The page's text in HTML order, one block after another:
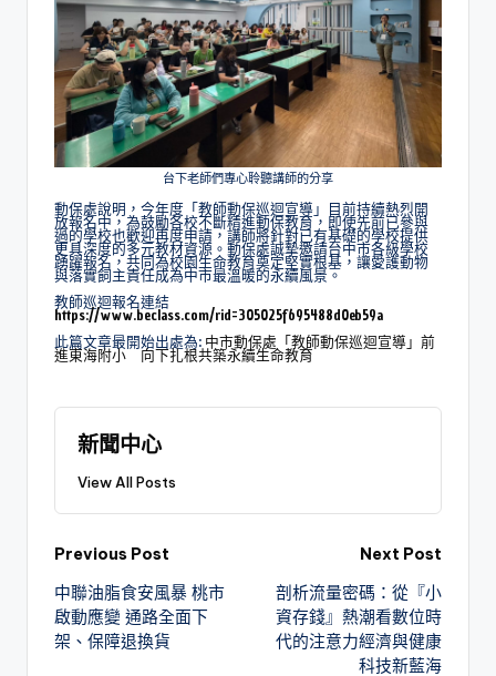
台下老師們專心聆聽講師的分享
動保處說明，今年度「教師動保巡迴宣導」目前持續熱烈開
放報名中，為鼓勵各校不斷精進動保教育，即使先前已參與
過的學校也歡迎再度申請，講師將針對已有基礎的學校提供
更具深度的多元教材資源。動保處誠摯邀請台中市各級學校
踴躍報名，共同為校園生命教育奠定堅實根基，讓愛護動物
與落實飼主責任成為中市最溫暖的永續風景。
教師巡迴報名連結
https://www.beclass.com/rid=305025f695488d0eb59a
此篇文章最開始出處為: 中市動保處「教師動保巡迴宣導」前
進東海附小 向下扎根共築永續生命教育
新聞中心
View All Posts
Previous Post
中聯油脂食安風暴 桃市
啟動應變 通路全面下
架、保障退換貨
Next Post
剖析流量密碼：從『小
資存錢』熱潮看數位時
代的注意力經濟與健康
科技新藍海